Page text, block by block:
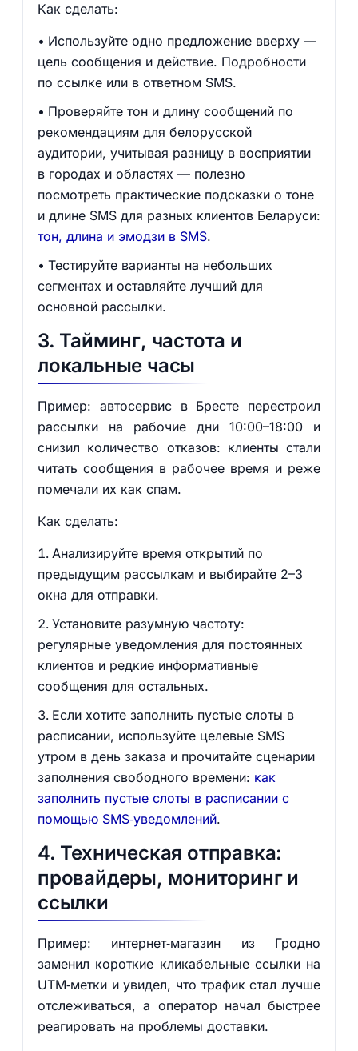
Как сделать:
Используйте одно предложение вверху —
цель сообщения и действие. Подробности
по ссылке или в ответном SMS.
Проверяйте тон и длину сообщений по
рекомендациям для белорусской
аудитории, учитывая разницу в восприятии
в городах и областях — полезно
посмотреть практические подсказки о тоне
и длине SMS для разных клиентов Беларуси:
тон, длина и эмодзи в SMS.
Тестируйте варианты на небольших
сегментах и оставляйте лучший для
основной рассылки.
3. Тайминг, частота и
локальные часы
Пример: автосервис в Бресте перестроил
рассылки на рабочие дни 10:00–18:00 и
снизил количество отказов: клиенты стали
читать сообщения в рабочее время и реже
помечали их как спам.
Как сделать:
Анализируйте время открытий по
предыдущим рассылкам и выбирайте 2–3
окна для отправки.
Установите разумную частоту:
регулярные уведомления для постоянных
клиентов и редкие информативные
сообщения для остальных.
Если хотите заполнить пустые слоты в
расписании, используйте целевые SMS
утром в день заказа и прочитайте сценарии
заполнения свободного времени: как
заполнить пустые слоты в расписании с
помощью SMS‑уведомлений.
4. Техническая отправка:
провайдеры, мониторинг и
ссылки
Пример: интернет‑магазин из Гродно
заменил короткие кликабельные ссылки на
UTM‑метки и увидел, что трафик стал лучше
отслеживаться, а оператор начал быстрее
реагировать на проблемы доставки.